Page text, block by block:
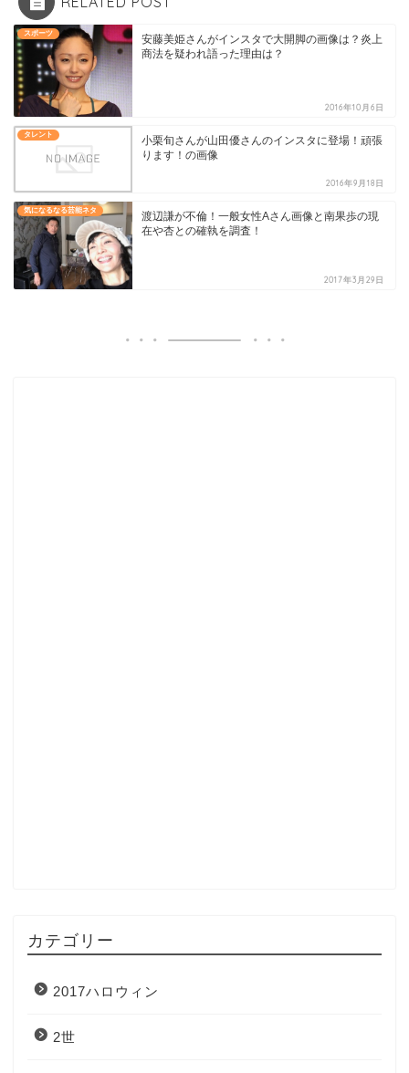
スポーツ
安藤美姫さんがインスタで大開脚の画像は？炎上
商法を疑われ語った理由は？
2016年10月6日
タレント
小栗旬さんが山田優さんのインスタに登場！頑張
ります！の画像
2016年9月18日
気になるなる芸能ネタ
渡辺謙が不倫！一般女性Aさん画像と南果歩の現
在や杏との確執を調査！
2017年3月29日
カテゴリー
2017ハロウィン
2世